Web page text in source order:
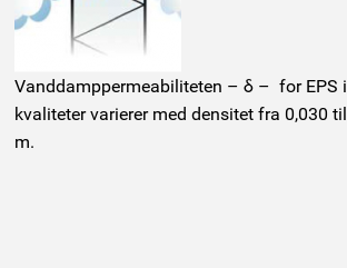
Vanddamppermeabiliteten – δ – for EPS
kvaliteter varierer med densitet fra 0,030
m.